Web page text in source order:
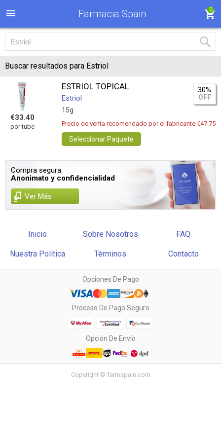
Farmacia Spain 0
Buscar resultados para Estriol
€33.40
por tube
ESTRIOL TOPICAL
Estriol
15g
30%
OFF
Precio de venta recomendado por el fabricante €47.75
Seleccionar Paquete
Compra segura.
Anonimato y confidencialidad
Ver Más
Inicio Sobre Nosotros FAQ
Nuestra Política Términos Contacto
Opciones De Pago
Proceso De Pago Seguro
Opción De Envío
Copyright © farmspain.com